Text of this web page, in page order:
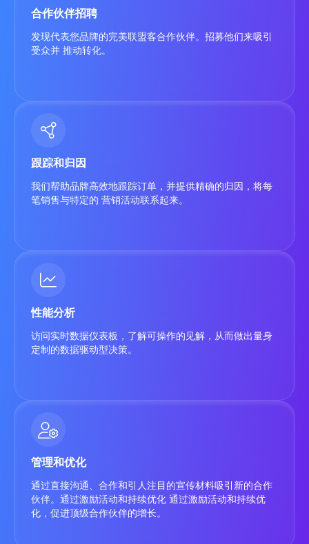
合作伙伴招聘
发现代表您品牌的完美联盟客合作伙伴。招募他们来吸引
受众并 推动转化。
跟踪和归因
我们帮助品牌高效地跟踪订单，并提供精确的归因，将每
笔销售与特定的 营销活动联系起来。
性能分析
访问实时数据仪表板，了解可操作的见解，从而做出量身
定制的数据驱动型决策。
管理和优化
通过直接沟通、合作和引人注目的宣传材料吸引新的合作
伙伴。通过激励活动和持续优化 通过激励活动和持续优
化，促进顶级合作伙伴的增长。